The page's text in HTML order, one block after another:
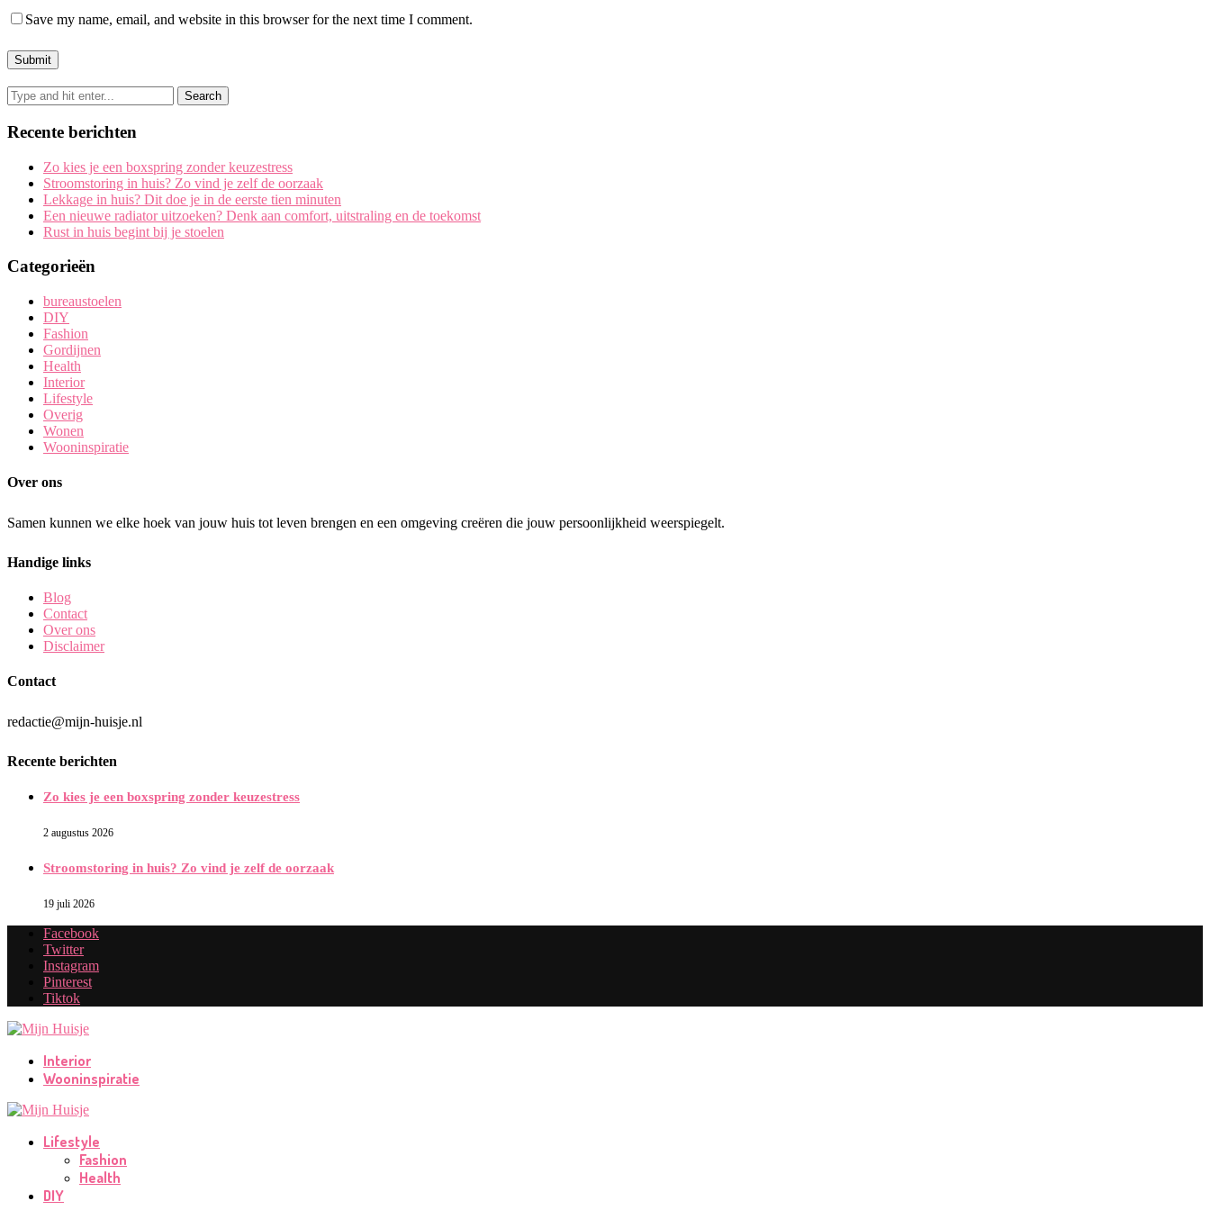
Save my name, email, and website in this browser for the next time I comment.
Recente berichten
Zo kies je een boxspring zonder keuzestress
Stroomstoring in huis? Zo vind je zelf de oorzaak
Lekkage in huis? Dit doe je in de eerste tien minuten
Een nieuwe radiator uitzoeken? Denk aan comfort, uitstraling en de toekomst
Rust in huis begint bij je stoelen
Categorieën
bureaustoelen
DIY
Fashion
Gordijnen
Health
Interior
Lifestyle
Overig
Wonen
Wooninspiratie
Over ons
Samen kunnen we elke hoek van jouw huis tot leven brengen en een omgeving creëren die jouw persoonlijkheid weerspiegelt.
Handige links
Blog
Contact
Over ons
Disclaimer
Contact
redactie@mijn-huisje.nl
Recente berichten
Zo kies je een boxspring zonder keuzestress
2 augustus 2026
Stroomstoring in huis? Zo vind je zelf de oorzaak
19 juli 2026
Facebook
Twitter
Instagram
Pinterest
Tiktok
Interior
Wooninspiratie
Lifestyle
Fashion
Health
DIY